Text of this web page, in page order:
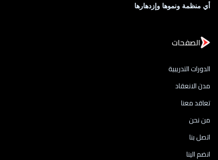
أي منظمة ونموها وإزدهارها
الصفحات
الدورات التدريبية
مدن الانعقاد
تعاقد معنا
من نحن
اتصل بنا
انضم الينا